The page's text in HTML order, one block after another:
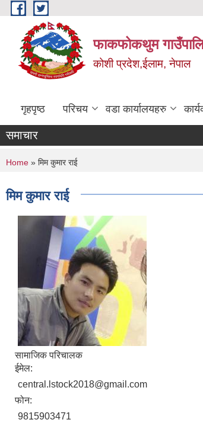
Skip to main content
फाकफोकथुम
कोशी प्रदेश,ईलाम, नेपाल
गृहपृष्ठ परिचय वडा कार्यालयहरु
समाचार
You are here
Home » मिम कुमार राई
मिम कुमार राई
सामाजिक परिचालक
ईमेल:
central.lstock2018@gmail.com
फोन:
9815903471